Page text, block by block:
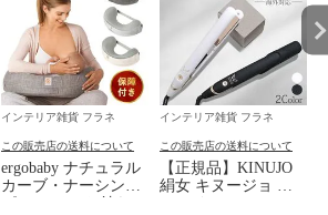
インテリア雑貨 フラネ
この販売店の送料について
ergobaby ナチュラル
カーブ・ナーシング
インテリア雑貨 フラネ
この販売店の送料について
【正規品】KINUJO
絹女 キヌージョ ヘ